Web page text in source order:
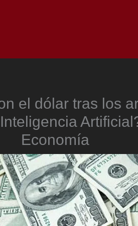
el dólar tras los
Economía